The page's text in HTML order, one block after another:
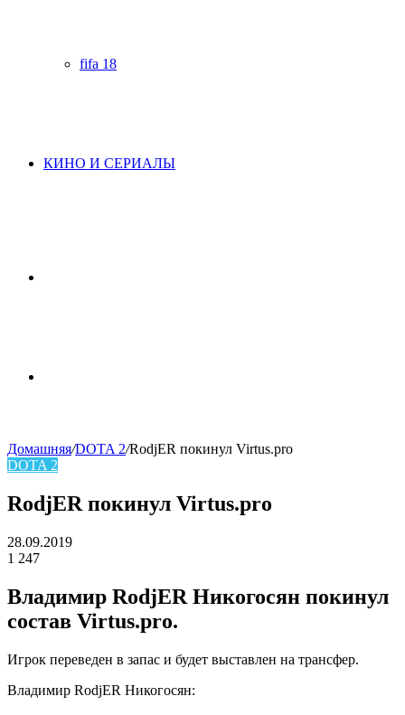
fifa 18
КИНО И СЕРИАЛЫ
skin
Домашняя/DOTA 2/RodjER покинул Virtus.pro
DOTA 2
RodjER покинул Virtus.pro
28.09.2019
1 247
Владимир RodjER Никогосян покинул
состав Virtus.pro.
Игрок переведен в запас и будет выставлен на трансфер.
Владимир RodjER Никогосян: